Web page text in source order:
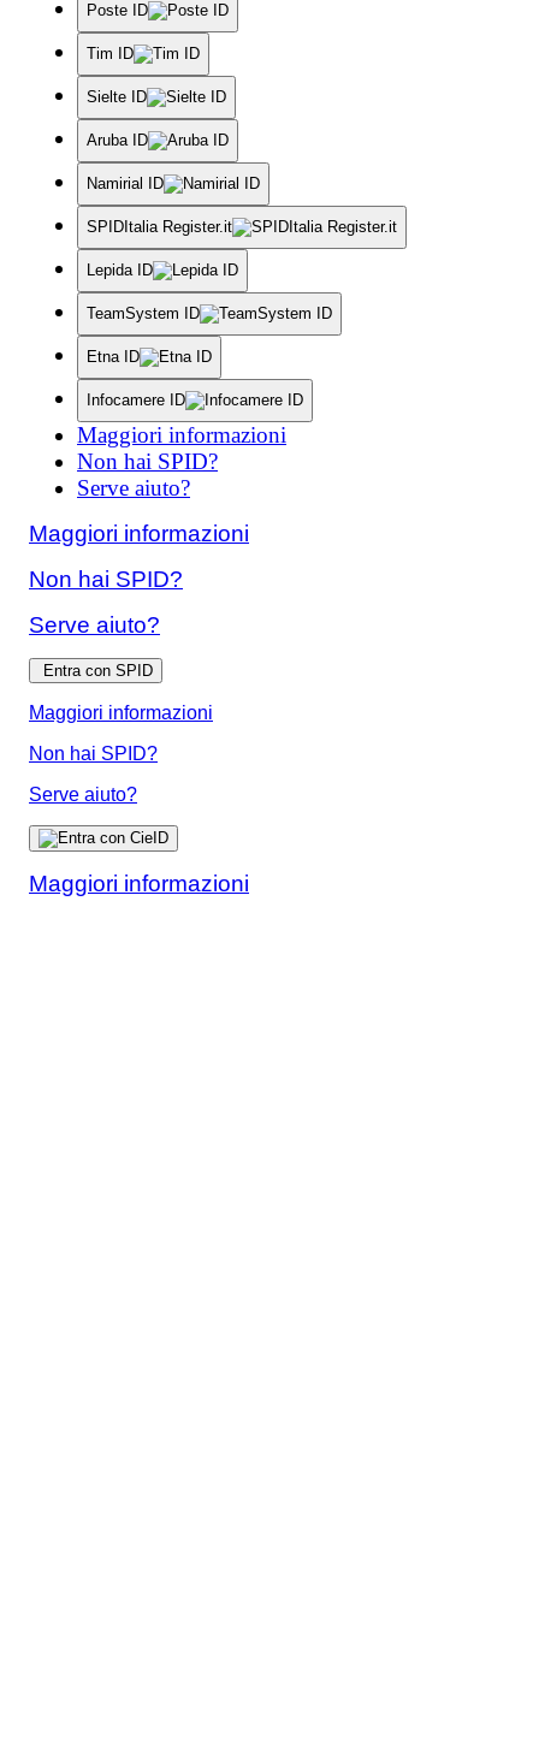
Poste ID
Tim ID
Sielte ID
Aruba ID
Namirial ID
SPIDItalia Register.it
Lepida ID
TeamSystem ID
Etna ID
Infocamere ID
Maggiori informazioni
Non hai SPID?
Serve aiuto?
Maggiori informazioni
Non hai SPID?
Serve aiuto?
Entra con SPID
Maggiori informazioni
Non hai SPID?
Serve aiuto?
Maggiori informazioni